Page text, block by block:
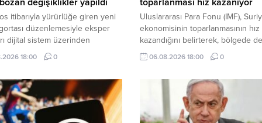
itibarıyla yürürlüğe giren yeni
düzenlemesiyle eksper
dijital sistem üzerinden
40 bin TL üzerindeki
bağımsız eksper incelemesi
18:00 0
Uluslararası Para Fonu (IMF),
ekonomisinin toparlanmasının hız
kazandığını belirterek, bölgede
eden çatışmalara rağmen
yıl çift haneli büyümesinin
06.08.2026 18:00 0